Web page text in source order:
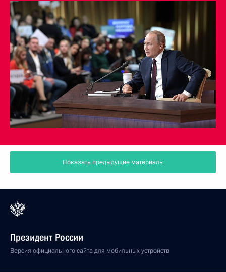
Показать предыдущие материалы
Президент России
Версия официального сайта для мобильных устройств